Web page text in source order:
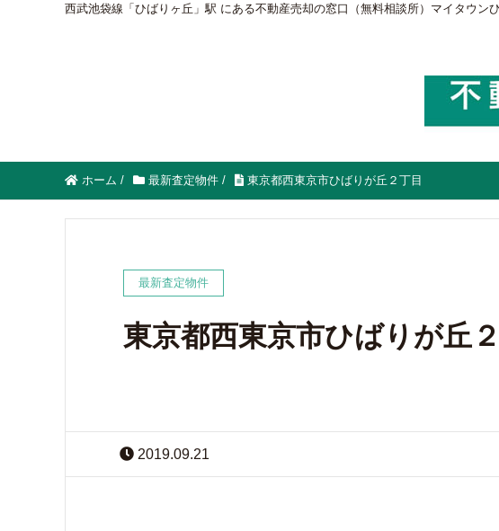
西武池袋線「ひばりヶ丘」駅 にある不動産売却の窓口（無料相談所）マイタウ
ホーム / 最新査定物件 / 東京都西東京市ひばりが丘２丁目
最新査定物件
東京都西東京市ひばりが丘
2019.09.21